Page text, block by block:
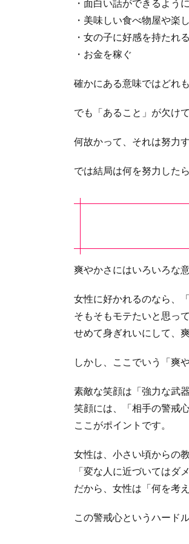
・面白い話ができるよう
・美味しい食べ物屋や楽
・女の子に好感を持たれ
・お金を稼ぐ
確かにある意味ではどれ
でも「あること」が欠け
何故かって、それは努力
では結局は何を努力した
爽やかさにはいろいろな
女性に好かれるのなら、
そもそもモテたいと思っ
せめて身ぎれいにして、
しかし、ここでいう「爽
素敵な笑顔は「強力な武器
笑顔には、「相手の警戒
ここがポイントです。
女性は、小さい頃からの
「変な人に近づいてはダ
だから、女性は「何を考
この警戒心というハード